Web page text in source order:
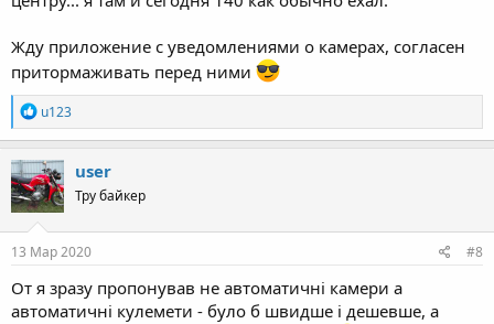
Жду приложение с уведомлениями о камерах, согласен
притормаживать перед ними
R
e
a
c
t
i
o
n
s
u123
user
Тру байкер
13 Мар 2020 #8
От я зразу пропонував не автоматичні камери а
автоматичні кулемети - було б швидше і дешевше, а